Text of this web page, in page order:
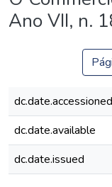
Ano VII, n.
dc.date.accessioned
dc.date.available
dc.date.issued